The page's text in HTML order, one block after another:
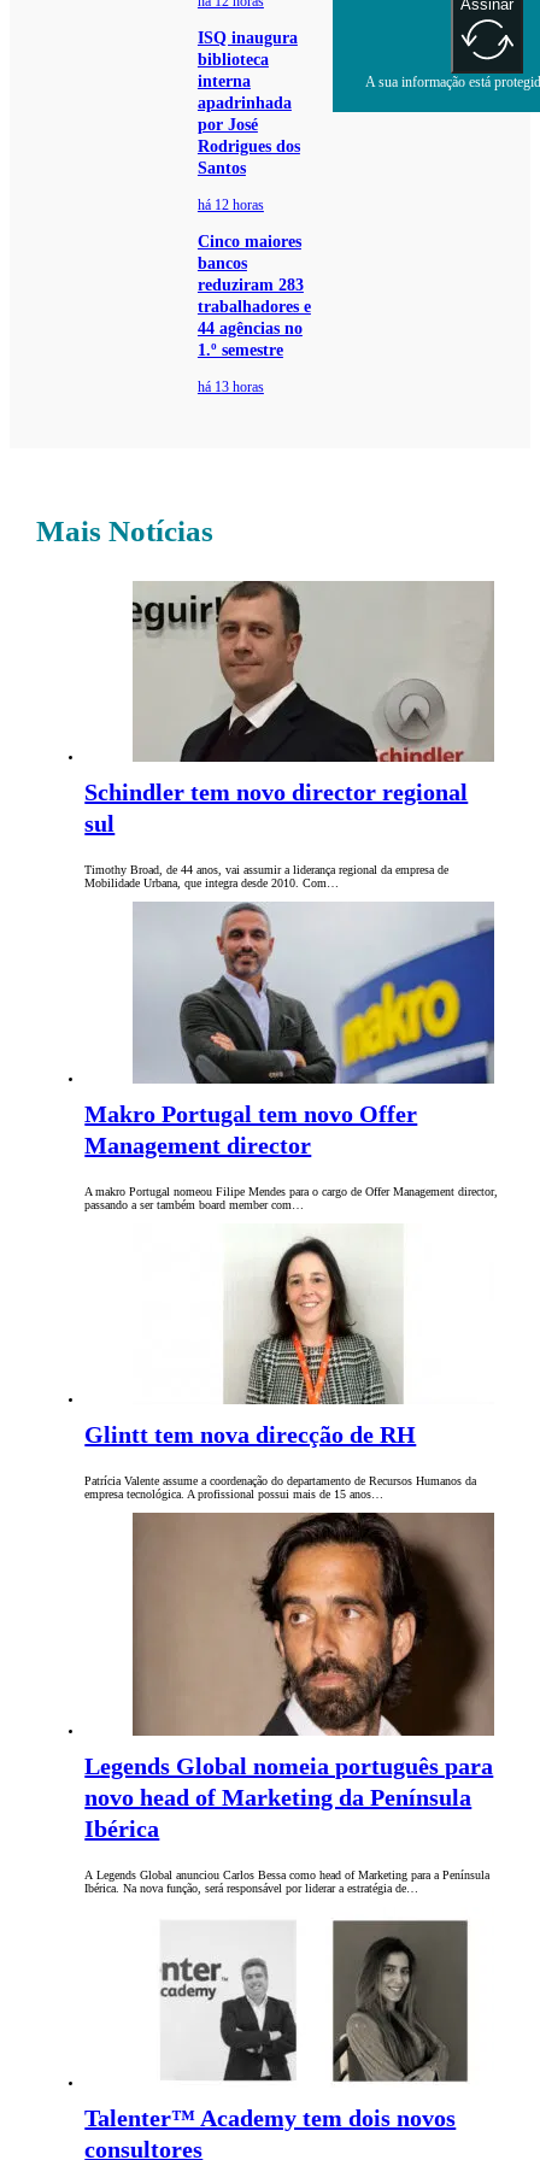
ISQ inaugura
biblioteca
interna
apadrinhada
por José
Rodrigues dos
Santos
há 12 horas
Cinco maiores
bancos
reduziram 283
trabalhadores e
44 agências no
1.º semestre
há 13 horas
Assinar
A sua informação está
Mais Notícias
Schindler tem novo director regional
sul
Timothy Broad, de 44 anos, vai assumir a liderança regional da empresa de
Mobilidade Urbana, que integra desde 2010. Com…
Makro Portugal tem novo Offer
Management director
A makro Portugal nomeou Filipe Mendes para o cargo de Offer Management director,
passando a ser também board member com…
Glintt tem nova direcção de RH
Patrícia Valente assume a coordenação do departamento de Recursos Humanos da
empresa tecnológica. A profissional possui mais de 15 anos…
Legends Global nomeia português para
novo head of Marketing da Península
Ibérica
A Legends Global anunciou Carlos Bessa como head of Marketing para a Península
Ibérica. Na nova função, será responsável por liderar a estratégia de…
Talenter™ Academy tem dois novos
consultores